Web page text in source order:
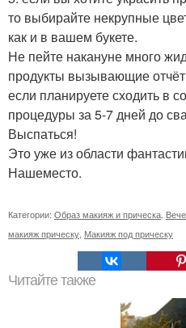
то выбирайте некрупные
как и в вашем букете.
Не пейте накануне много
продукты вызывающие
если планируете сходить в
процедуры за 5-7 дней до
Выспаться!
Это уже из области
Нашеместо.
Категории: Образ макияж и прическа
макияж прическу Макияж под прическу
Читайте также